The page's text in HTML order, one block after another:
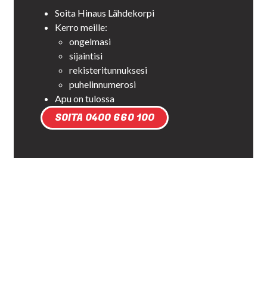
Soita Hinaus Lähdekorpi
Kerro meille:
ongelmasi
sijaintisi
rekisteritunnuksesi
puhelinnumerosi
Apu on tulossa
SOITA 0400 660 100